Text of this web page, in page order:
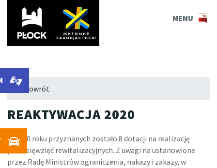
MENU
← Powrót
REAKTYWACJA 2020
W 2020 roku przyznanych zostało 8 dotacji na realizację
przedsięwzięć rewitalizacyjnych. Z uwagi na ustanowione
przez Radę Ministrów ograniczenia, nakazy i zakazy, w